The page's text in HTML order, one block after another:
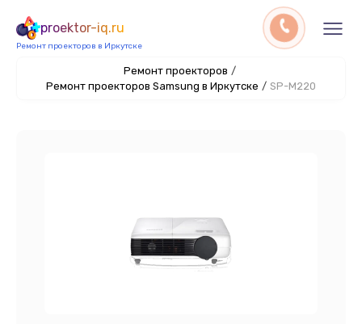
proektor-iq.ru
Ремонт проекторов в Иркутске
Ремонт проекторов /
Ремонт проекторов Samsung в Иркутске / SP-M220